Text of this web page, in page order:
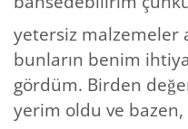
yetersiz malzemeler
bunların benim
gördüm. Birden
yerim oldu ve bazen,